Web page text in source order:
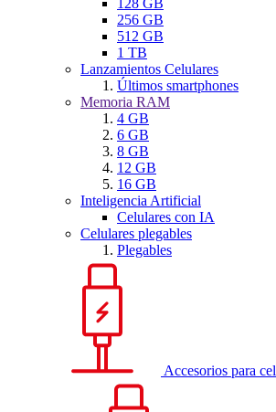
256 GB
512 GB
1 TB
Lanzamientos Celulares
Últimos smartphones
Memoria RAM
4 GB
6 GB
8 GB
12 GB
16 GB
Inteligencia Artificial
Celulares con IA
Celulares plegables
Plegables
Accesorios para